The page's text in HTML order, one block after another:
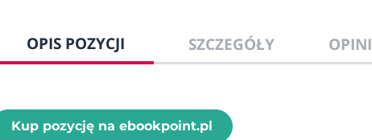
OPIS POZYCJI SZCZEGÓŁY
Kup pozycję na ebookpoint.pl